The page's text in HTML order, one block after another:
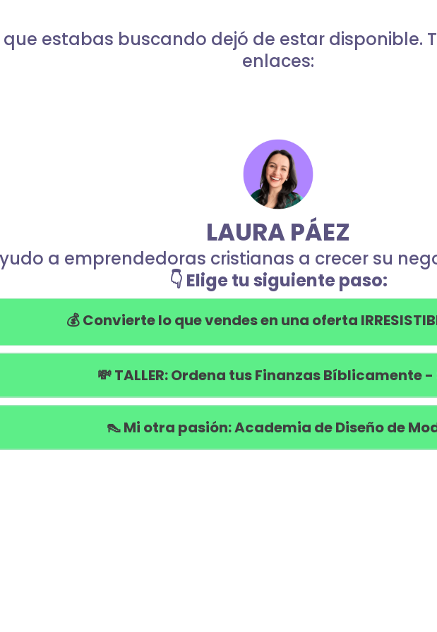
estabas buscando dejó de estar disponible.
enlaces:
LAURA PÁEZ
a emprendedoras cristianas a crecer su
👇 Elige tu siguiente paso:
💰 Convierte lo que vendes en una oferta
💸 TALLER: Ordena tus Finanzas Bíblicamente -
👠 Mi otra pasión: Academia de Diseño de